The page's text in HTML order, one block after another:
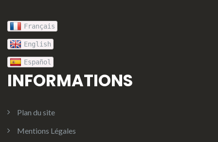
Français
English
Español
INFORMATIONS
Plan du site
Mentions Légales